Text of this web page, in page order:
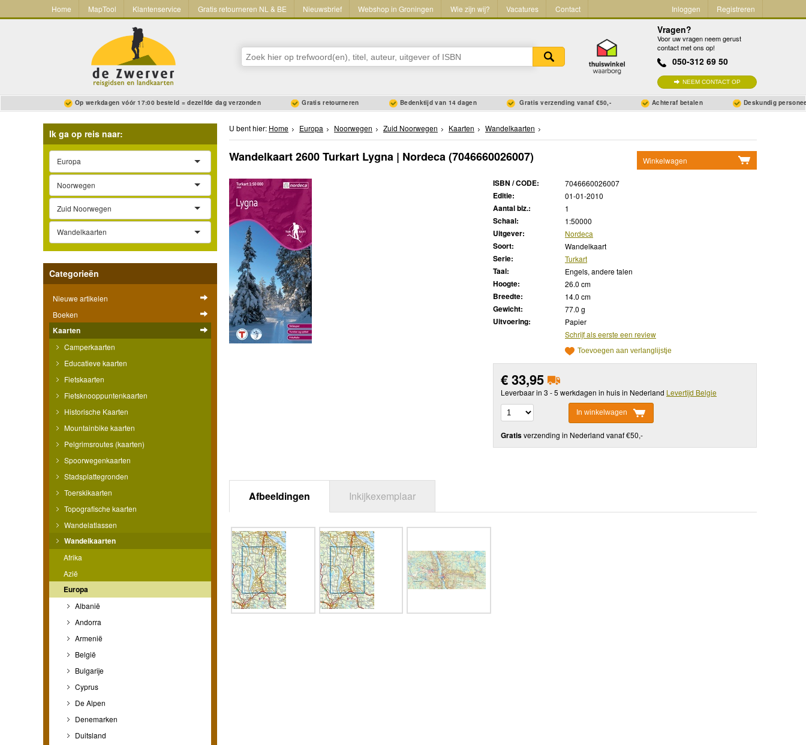
Home MapTool Klantenservice Gratis retourneren NL & BE Nieuwsbrief Webshop in Groningen Wie zijn wij? Vacatures Contact Inloggen Registreren
Vragen?
Voor uw vragen neem gerust
contact met ons op!
050-312 69 50
NEEM CONTACT OP
Op werkdagen vóór 17:00 besteld = dezelfde dag verzonden Gratis retourneren Bedenktijd van 14 dagen Gratis verzending vanaf €50,- Achteraf betalen Deskundig
Ik ga op reis naar:
Europa
Noorwegen
Zuid Noorwegen
Wandelkaarten
Categorieën
Nieuwe artikelen
Boeken
Kaarten
Camperkaarten
Educatieve kaarten
Fietskaarten
Fietsknooppuntenkaarten
Historische Kaarten
Mountainbike kaarten
Pelgrimsroutes (kaarten)
Spoorwegenkaarten
Stadsplattegronden
Toerskikaarten
Topografische kaarten
Wandelatlassen
Wandelkaarten
Afrika
Azië
Europa
Albanië
Andorra
Armenië
België
Bulgarije
Cyprus
De Alpen
Denemarken
Duitsland
U bent hier: Home Europa Noorwegen Zuid Noorwegen Kaarten Wandelkaarten
Winkelwagen
Wandelkaart 2600 Turkart Lygna | Nordeca(7046660026007)
ISBN / CODE: 7046660026007
Editie: 01-01-2010
Aantal blz.: 1
Schaal: 1:50000
Uitgever: Nordeca
Soort: Wandelkaart
Serie: Turkart
Taal: Engels, andere talen
Hoogte: 26.0 cm
Breedte: 14.0 cm
Gewicht: 77.0 g
Uitvoering:
Papier
Schrijf als eerste een review
Toevoegen aan verlanglijstje
€33,95
Leverbaar in 3 - 5 werkdagen in huis in Nederland Levertijd Belgie
In winkelwagen
Gratisverzending in Nederland vanaf €50,-
Afbeeldingen Inkijkexemplaar